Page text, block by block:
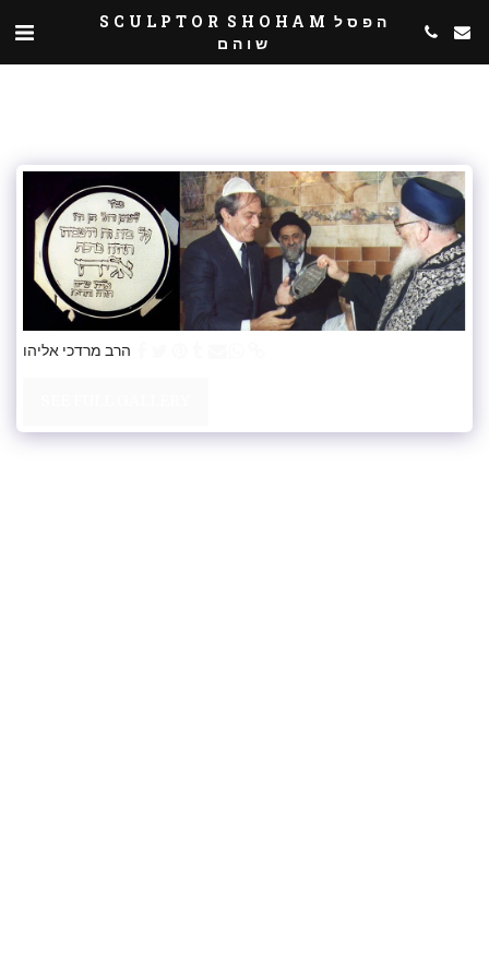
SCULPTOR SHOHAM הפסל
שוהם
הרב מרדכי אליהו